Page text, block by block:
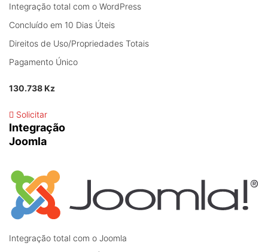
Integração total com o WordPress
Concluído em 10 Dias Úteis
Direitos de Uso/Propriedades Totais
Pagamento Único
130.738 Kz
Solicitar
Integração
Joomla
Integração total com o Joomla